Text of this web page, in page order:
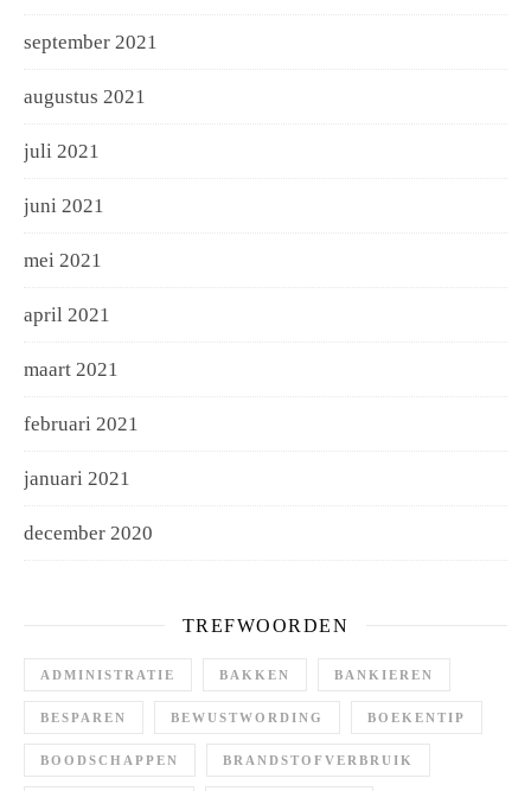
september 2021
augustus 2021
juli 2021
juni 2021
mei 2021
april 2021
maart 2021
februari 2021
januari 2021
december 2020
TREFWOORDEN
ADMINISTRATIE BAKKEN BANKIEREN
BESPAREN BEWUSTWORDING BOEKENTIP
BOODSCHAPPEN BRANDSTOFVERBRUIK